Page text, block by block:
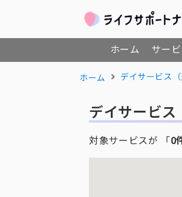
ホーム サー
ホーム デイサービス（
デイサービス
対象サービスが 「0